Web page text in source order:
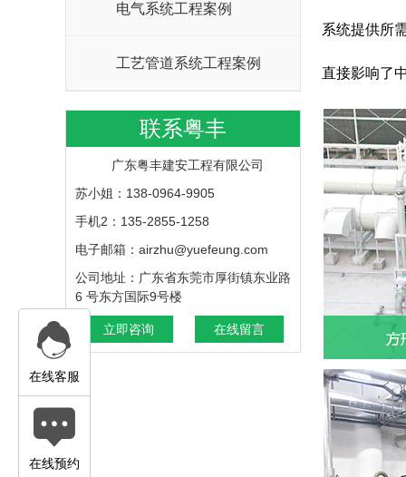
电气系统工程案例
工艺管道系统工程案例
联系粤丰
广东粤丰建安工程有限公司
苏小姐：138-0964-9905
手机2：135-2855-1258
电子邮箱：airzhu@yuefeung.com
公司地址：广东省东莞市厚街镇东业路
6 号东方国际9号楼
立即咨询 在线留言
系统提供所
直接影响了
在线客服
在线预约